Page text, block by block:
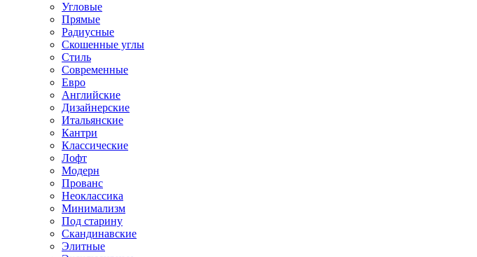
Угловые
Прямые
Радиусные
Скошенные углы
Стиль
Современные
Евро
Английские
Дизайнерские
Итальянские
Кантри
Классические
Лофт
Модерн
Прованс
Неоклассика
Минимализм
Под старину
Скандинавские
Элитные